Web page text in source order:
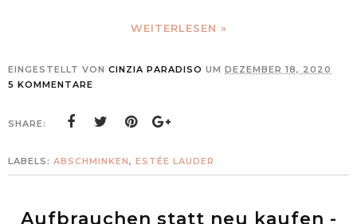
WEITERLESEN »
EINGESTELLT VON CINZIA PARADISO UM DEZEMBER 18, 2020
5 KOMMENTARE
SHARE:
LABELS: ABSCHMINKEN, ESTÉE LAUDER
Aufbrauchen statt neu kaufen -